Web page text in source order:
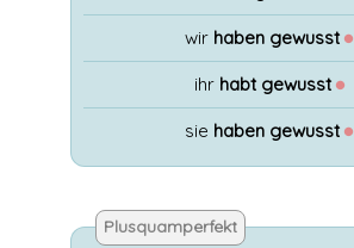
wir haben gewusst ●
ihr habt gewusst ●
sie haben gewusst ●
Plusquamperfekt